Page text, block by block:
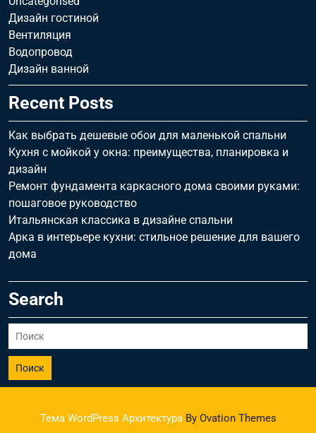
Дизайн гостиной
Вентиляция
Водопровод
Дизайн ванной
Recent Posts
Как выбрать дешевые обои для маленькой спальни
Кухня с мойкой у окна: преимущества, планировка и
дизайн
Ремонт фундамента каркасного дома своими руками:
пошаговое руководство
Итальянская классика в дизайне спальни
Арка в интерьере кухни: стильное решение для вашего
дома
Search
Поиск
Тема WordPress АрхитектураBy Ovation Themes